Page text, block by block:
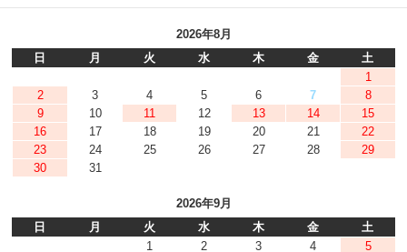
2026年8月
日
月 火 水 木 金
土
1
2
3 4 5 6 7
8
9
10 11 12 13 14
15
16
17 18 19 20 21
22
23
24 25 26 27 28
29
30
31
2026年9月
日
月 火 水 木 金
土
1
2 3 4 5